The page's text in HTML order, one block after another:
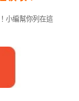
小編幫你列在這